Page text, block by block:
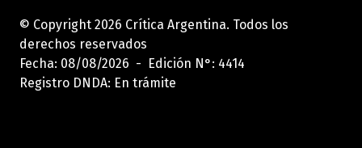
© Copyright 2026 Crítica Argentina. Todos los
derechos reservados
Fecha: 08/08/2026 - Edición N°: 4414
Registro DNDA: En trámite